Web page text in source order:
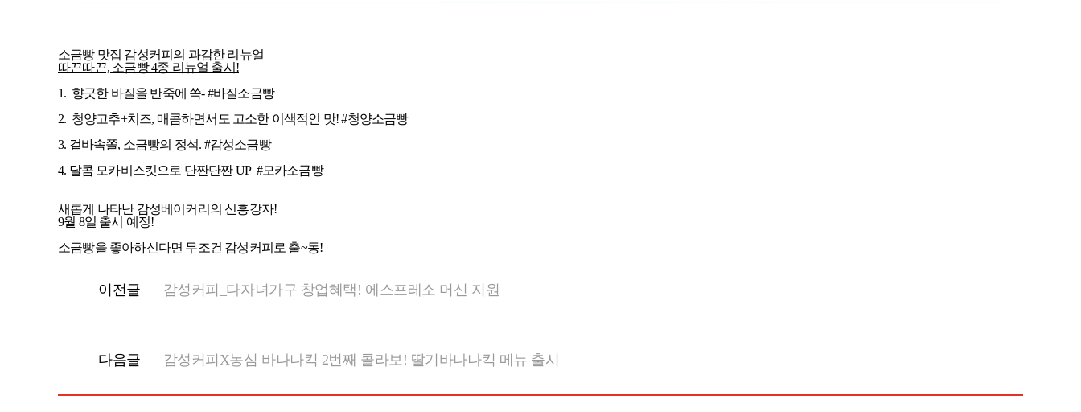
소금빵 맛집 감성커피의 과감한 리뉴얼
따끈따끈, 소금빵 4종 리뉴얼 출시!
1. 향긋한 바질을 반죽에 쏙- #바질소금빵
2️. 청양고추+치즈, 매콤하면서도 고소한 이색적인 맛! #청양소금빵​
3. 겉바속쫄, 소금빵의 정석. #감성소금빵​
4️. 달콤 모카비스킷으로 단짠단짠 UP #모카소금빵​
새롭게 나타난 감성베이커리의 신흥강자!
9월 8일 출시 예정!
소금빵을 좋아하신다면 무조건 감성커피로 출~동!
이전글 감성커피_다자녀가구 창업혜택! 에스프레소 머신 지원
다음글 감성커피X농심 바나나킥 2번째 콜라보! 딸기바나나킥 메뉴 출시